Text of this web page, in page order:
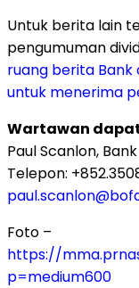
Untuk berita lain
pengumuman
ruang berita Bank
untuk menerima
Wartawan
Paul Scanlon,
Telepon:
Foto –
https://
p=medium600